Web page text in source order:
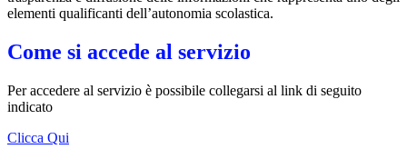
elementi qualificanti dell’autonomia scolastica.
Come si accede al servizio
Per accedere al servizio è possibile collegarsi al link di seguito
indicato
Clicca Qui